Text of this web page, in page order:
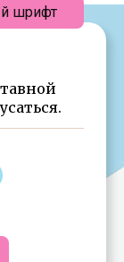
шрифт